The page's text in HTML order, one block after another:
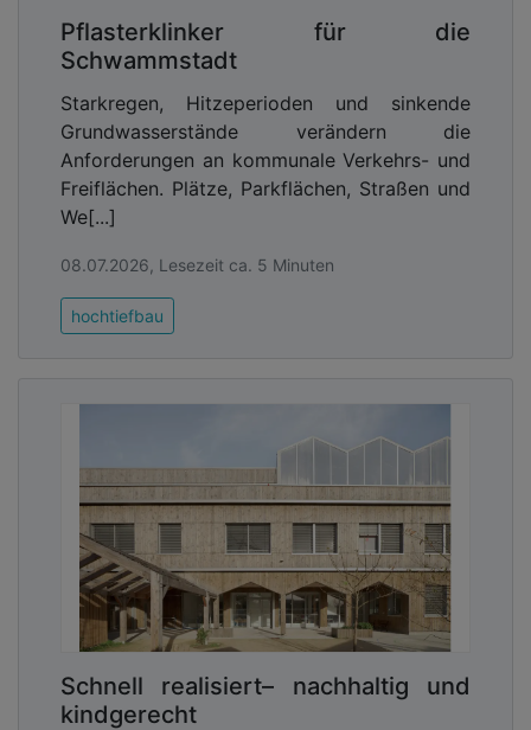
Advertising
Abonnieren Sie unseren Newsletter mit
Link zur kostenlosen PDF Ausgabe der
Kommunalwirtschaft!
Pflasterklinker für die
Schwammstadt
Starkregen, Hitzeperioden und sinkende
Grundwasserstände verändern die
Anforderungen an kommunale Verkehrs- und
Freiflächen. Plätze, Parkflächen, Straßen und
We[...]
08.07.2026, Lesezeit ca. 5 Minuten
hochtiefbau
Schnell realisiert– nachhaltig und
kindgerecht